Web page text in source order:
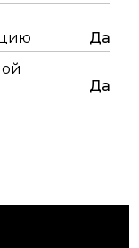
Да
Да